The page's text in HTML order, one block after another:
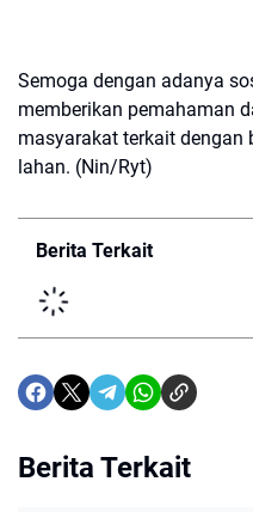
Semoga dengan adanya
memberikan pemahaman
masyarakat terkait dengan
lahan. (Nin/Ryt)
Berita Terkait
Berita Terkait